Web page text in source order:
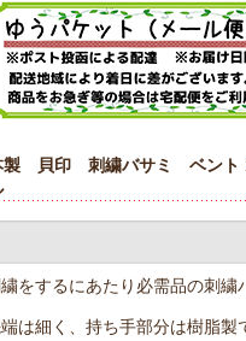
製 貝印 刺繍バサミ ベン
をするにあたり必需品の刺繍
は細く、持ち手部分は樹脂製